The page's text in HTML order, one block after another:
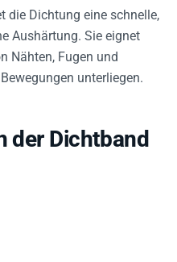
die Dichtung eine schnelle,
Aushärtung. Sie eignet
Nähten, Fugen und
unterliegen.
der Dichtband